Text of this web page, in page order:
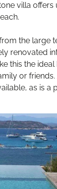
villa offers
the large
renovated
this the ideal
or
as is a